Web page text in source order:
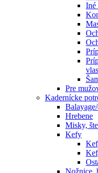
Iné
Pre
Kadernícke
Hrebene
Misky,
Kefy
Nožnice,